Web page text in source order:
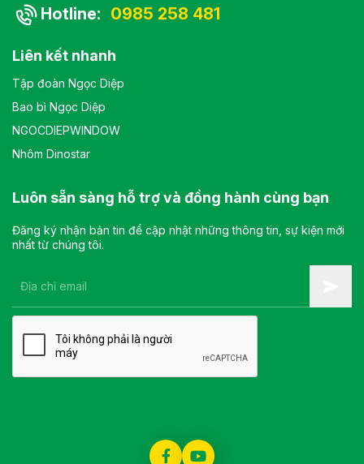
Hotline: 0985 258 481
Liên kết nhanh
Tập đoàn Ngọc Diệp
Bao bì Ngọc Diệp
NGOCDIEPWINDOW
Nhôm Dinostar
Luôn sẵn sàng hỗ trợ và đồng hành cùng bạn
Đăng ký nhận bản tin để cập nhật những thông tin, sự kiện mới
nhất từ chúng tôi.